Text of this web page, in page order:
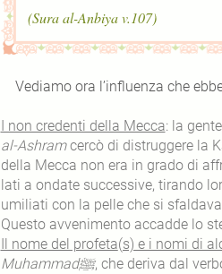
(Sura al-Anbiya v.107)
I non credenti della Mecca: la
al-Ashramcercò di distruggere la
della Mecca non era in grado di
lati a ondate successive, tirando
umiliati con la pelle che si
Il nome del profeta(s) e i nomi di
Muhammadﷺ, che deriva dal